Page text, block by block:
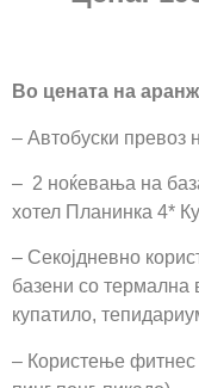
Во цената на
– Автобуски превоз
– 2 ноќевања на
хотел Планинка 4*
– Секојдневно
базени со термална
купатило,
– Користење фитнес